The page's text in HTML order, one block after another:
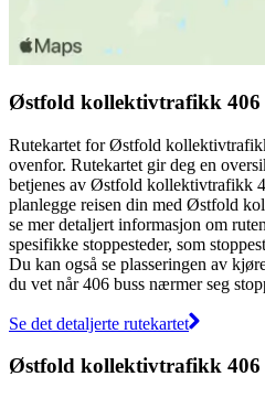
Østfold kollektivtrafikk 406
Rutekartet for Østfold
ovenfor. Rutekartet gir deg en
betjenes av Østfold kollektivtrafikk
planlegge reisen din med Østfold
se mer detaljert informasjon om
spesifikke stoppesteder, som
Du kan også se plasseringen av
du vet når 406 buss nærmer seg
Se det detaljerte rutekartet
Østfold kollektivtrafikk 406